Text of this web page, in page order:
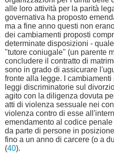
alle loro attività per la parità
governativa ha proposto
ma a fine anno questi non
dei cambiamenti proposti
determinate disposizioni -
"tutore coniugale" (un parente
concludere il contratto di
sono in grado di assicurare
fronte alla legge. I
leggi discriminatorie sul
agito con la diligenza dovuta
atti di violenza sessuale nei
violenza contro di esse
emendamento al codice
da parte di persone in
fino a un anno di carcere (o a
(40).